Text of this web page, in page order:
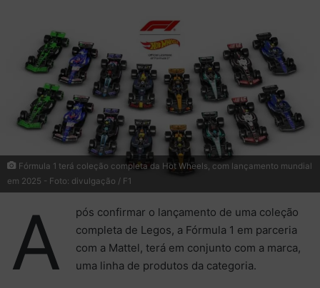
mail
Fórmula 1 terá coleção completa da Hot Wheels, com lançamento mundial
em 2025 - Foto: divulgação / F1
A
pós confirmar o lançamento de uma coleção
completa de Legos, a Fórmula 1 em parceria
com a Mattel, terá em conjunto com a marca,
uma linha de produtos da categoria.